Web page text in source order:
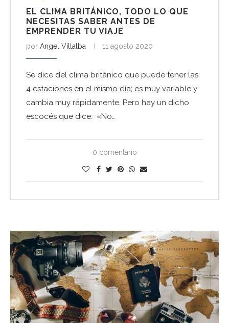
EL CLIMA BRITÁNICO, TODO LO QUE
NECESITAS SABER ANTES DE
EMPRENDER TU VIAJE
por Angel Villalba 11 agosto 2020
Se dice del clima británico que puede tener las
4 estaciones en el mismo día; es muy variable y
cambia muy rápidamente. Pero hay un dicho
escocés que dice: «No…
0 comentario